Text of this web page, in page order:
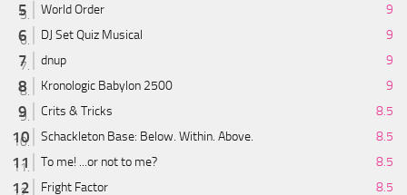
World Order
9
DJ Set Quiz Musical
9
dnup
9
Kronologic Babylon 2500
9
Crits & Tricks
8.5
Schackleton Base: Below. Within. Above.
8.5
To me! ...or not to me?
8.5
Fright Factor
8.5